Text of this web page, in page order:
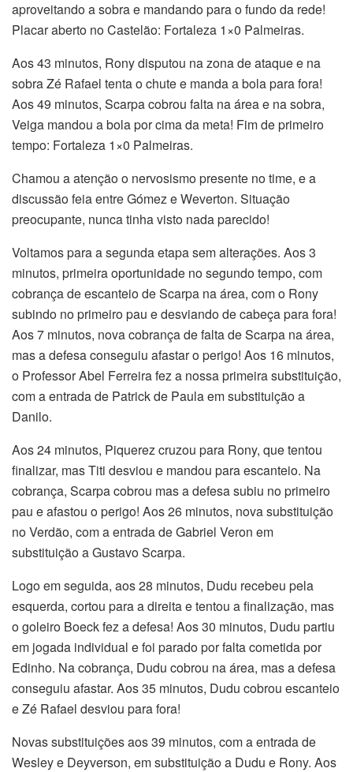
aproveitando a sobra e mandando para o fundo da rede!
Placar aberto no Castelão: Fortaleza 1×0 Palmeiras.
Aos 43 minutos, Rony disputou na zona de ataque e na
sobra Zé Rafael tenta o chute e manda a bola para fora!
Aos 49 minutos, Scarpa cobrou falta na área e na sobra,
Veiga mandou a bola por cima da meta! Fim de primeiro
tempo: Fortaleza 1×0 Palmeiras.
Chamou a atenção o nervosismo presente no time, e a
discussão feia entre Gómez e Weverton. Situação
preocupante, nunca tinha visto nada parecido!
Voltamos para a segunda etapa sem alterações. Aos 3
minutos, primeira oportunidade no segundo tempo, com
cobrança de escanteio de Scarpa na área, com o Rony
subindo no primeiro pau e desviando de cabeça para fora!
Aos 7 minutos, nova cobrança de falta de Scarpa na área,
mas a defesa conseguiu afastar o perigo! Aos 16 minutos,
o Professor Abel Ferreira fez a nossa primeira substituição,
com a entrada de Patrick de Paula em substituição a
Danilo.
Aos 24 minutos, Piquerez cruzou para Rony, que tentou
finalizar, mas Titi desviou e mandou para escanteio. Na
cobrança, Scarpa cobrou mas a defesa subiu no primeiro
pau e afastou o perigo! Aos 26 minutos, nova substituição
no Verdão, com a entrada de Gabriel Veron em
substituição a Gustavo Scarpa.
Logo em seguida, aos 28 minutos, Dudu recebeu pela
esquerda, cortou para a direita e tentou a finalização, mas
o goleiro Boeck fez a defesa! Aos 30 minutos, Dudu partiu
em jogada individual e foi parado por falta cometida por
Edinho. Na cobrança, Dudu cobrou na área, mas a defesa
conseguiu afastar. Aos 35 minutos, Dudu cobrou escanteio
e Zé Rafael desviou para fora!
Novas substituições aos 39 minutos, com a entrada de
Wesley e Deyverson, em substituição a Dudu e Rony. Aos